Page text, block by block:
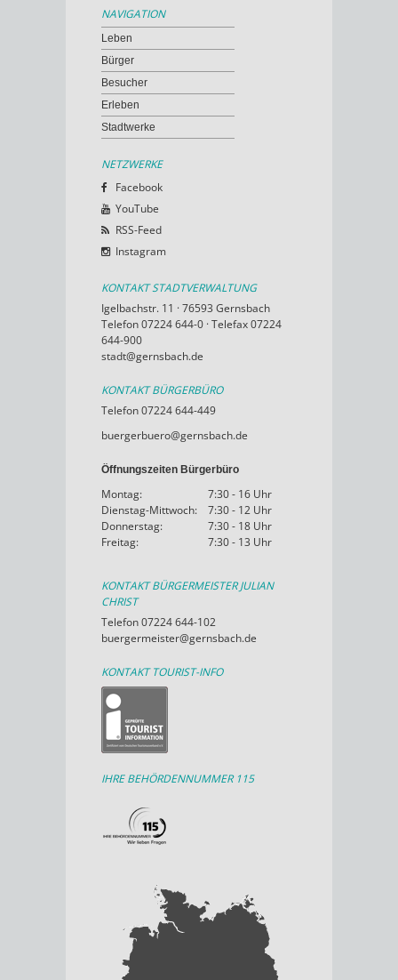
NAVIGATION
Leben
Bürger
Besucher
Erleben
Stadtwerke
NETZWERKE
Facebook
YouTube
RSS-Feed
Instagram
KONTAKT STADTVERWALTUNG
Igelbachstr. 11 · 76593 Gernsbach
Telefon 07224 644-0 · Telefax 07224
644-900
stadt@gernsbach.de
KONTAKT BÜRGERBÜRO
Telefon 07224 644-449
buergerbuero@gernsbach.de
Öffnungszeiten Bürgerbüro
Montag:
7:30 - 16 Uhr
Dienstag-Mittwoch:
7:30 - 12 Uhr
Donnerstag:
7:30 - 18 Uhr
Freitag:
7:30 - 13 Uhr
KONTAKT BÜRGERMEISTER JULIAN
CHRIST
Telefon 07224 644-102
buergermeister@gernsbach.de
KONTAKT TOURIST-INFO
IHRE BEHÖRDENNUMMER 115